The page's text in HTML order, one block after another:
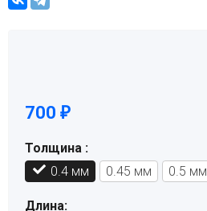
700 ₽
Толщина :
0.4 мм
0.45 мм 0.5 мм
Длина: